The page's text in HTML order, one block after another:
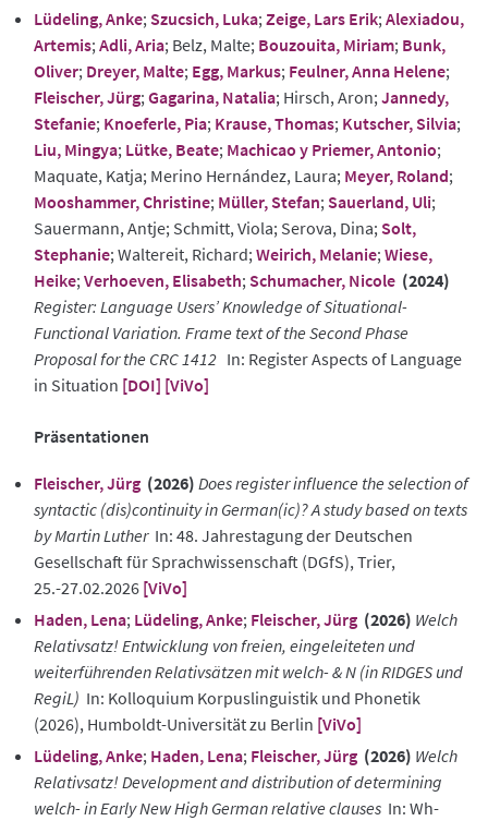
Lüdeling, Anke;Szucsich, Luka;Zeige, Lars Erik;Alexiadou,
Artemis;Adli, Aria; Belz, Malte; Bouzouita, Miriam; Bunk,
Oliver; Dreyer, Malte; Egg, Markus; Feulner, Anna Helene;
Fleischer, Jürg;Gagarina, Natalia; Hirsch, Aron;Jannedy,
Stefanie; Knoeferle, Pia; Krause, Thomas; Kutscher, Silvia;
Liu, Mingya; Lütke, Beate; Machicao y Priemer, Antonio;
Maquate, Katja; Merino Hernández, Laura; Meyer, Roland;
Mooshammer, Christine; Müller, Stefan;Sauerland, Uli;
Sauermann, Antje; Schmitt, Viola; Serova, Dina;Solt,
Stephanie; Waltereit, Richard;Weirich, Melanie;Wiese,
Heike;Verhoeven, Elisabeth;Schumacher, Nicole (2024)
Register: Language Users’ Knowledge of Situational-
Functional Variation. Frame text of the Second Phase
Proposal for the CRC 1412 In: Register Aspects of Language
in Situation [DOI] [ViVo]
Präsentationen
Fleischer, Jürg (2026) Does register influence the selection of
syntactic (dis)continuity in German(ic)? A study based on texts
by Martin LutherIn: 48. Jahrestagung der Deutschen
Gesellschaft für Sprachwissenschaft (DGfS), Trier,
25.-27.02.2026 [ViVo]
Haden, Lena; Lüdeling, Anke; Fleischer, Jürg (2026) Welch
Relativsatz! Entwicklung von freien, eingeleiteten und
weiterführenden Relativsätzen mit welch- & N (in RIDGES und
RegiL) In: Kolloquium Korpuslinguistik und Phonetik
(2026), Humboldt-Universität zu Berlin [ViVo]
Lüdeling, Anke; Haden, Lena; Fleischer, Jürg (2026) Welch
Relativsatz! Development and distribution of determining
welch- in Early New High German relative clauses In: Wh-